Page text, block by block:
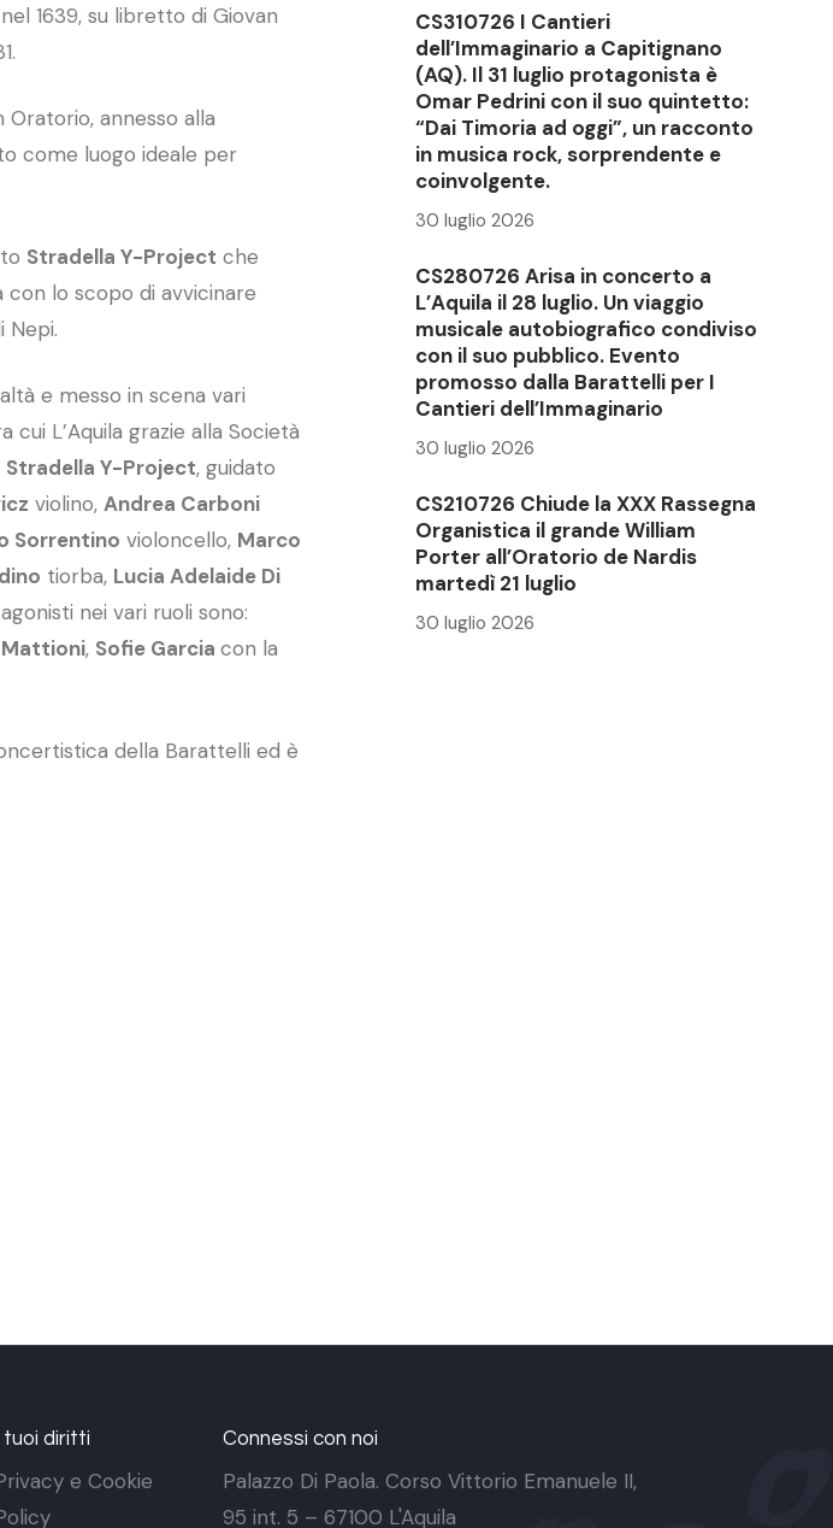
1639, su libretto di Giovan
annesso alla
come luogo ideale per
Stradella Y-Project che
con lo scopo di avvicinare
Nepi.
e messo in scena vari
L’Aquila grazie alla Società
Stradella Y-Project, guidato
violino, Andrea Carboni
Sorrentino violoncello, Marco
tiorba, Lucia Adelaide Di
nei vari ruoli sono:
, Sofie Garcia con la
della Barattelli ed è
CS310726 I Cantieri
dell’Immaginario a Capitignano
(AQ). Il 31 luglio protagonista è
Omar Pedrini con il suo quintetto:
“Dai Timoria ad oggi”, un racconto
in musica rock, sorprendente e
coinvolgente.
30 luglio 2026
CS280726 Arisa in concerto a
L’Aquila il 28 luglio. Un viaggio
musicale autobiografico condiviso
con il suo pubblico. Evento
promosso dalla Barattelli per I
Cantieri dell’Immaginario
30 luglio 2026
CS210726 Chiude la XXX Rassegna
Organistica il grande William
Porter all’Oratorio de Nardis
martedì 21 luglio
30 luglio 2026
I tuoi diritti
e Cookie
Connessi con noi
Palazzo Di Paola. Corso Vittorio Emanuele II,
95 int. 5 – 67100 L'Aquila